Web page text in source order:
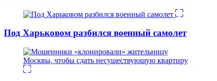
Под Харьковом разбился военный самолет